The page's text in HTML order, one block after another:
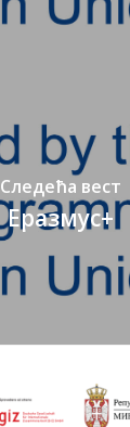
Следећа вест
Еразмус+